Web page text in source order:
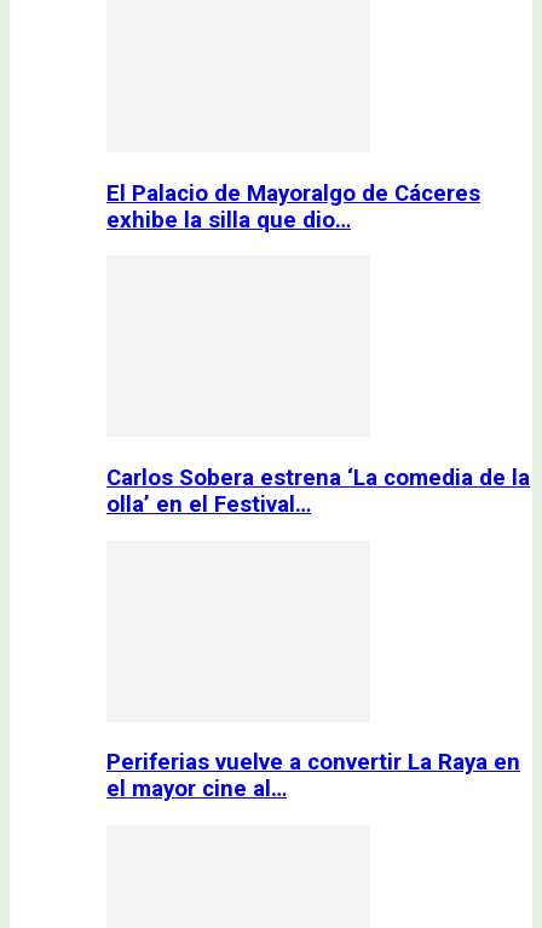
El Palacio de Mayoralgo de Cáceres
exhibe la silla que dio…
Carlos Sobera estrena ‘La comedia de la
olla’ en el Festival…
Periferias vuelve a convertir La Raya en
el mayor cine al…